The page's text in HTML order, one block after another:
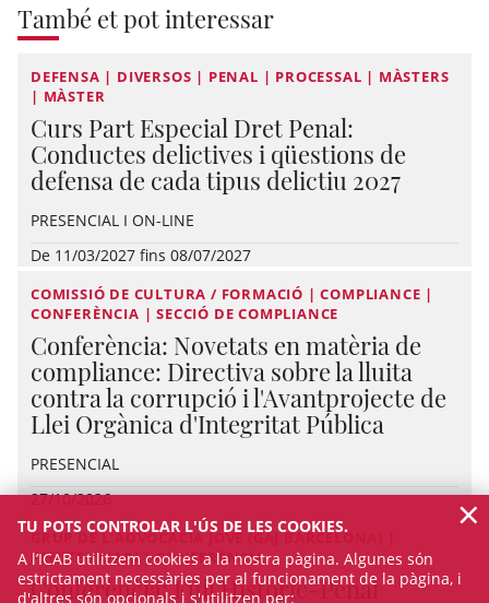
També et pot interessar
DEFENSA | DIVERSOS | PENAL | PROCESSAL | MÀSTERS
| MÀSTER
Curs Part Especial Dret Penal:
Conductes delictives i qüestions de
defensa de cada tipus delictiu 2027
PRESENCIAL I ON-LINE
De 11/03/2027 fins 08/07/2027
COMISSIÓ DE CULTURA / FORMACIÓ | COMPLIANCE |
CONFERÈNCIA | SECCIÓ DE COMPLIANCE
Conferència: Novetats en matèria de
compliance: Directiva sobre la lluita
contra la corrupció i l'Avantprojecte de
Llei Orgànica d'Integritat Pública
PRESENCIAL
27/10/2026
GRUP DE L'ADVOCACIA JOVE (GAJ BARCELONA) |
PENITENCIARI | CONFERÈNCIA
Conferència: Full Històric-Penal
TU POTS CONTROLAR L'ÚS DE LES COOKIES.
A l’ICAB utilitzem cookies a la nostra pàgina. Algunes són
estrictament necessàries per al funcionament de la pàgina, i
d'altres són opcionals i s'utilitzen per:
×